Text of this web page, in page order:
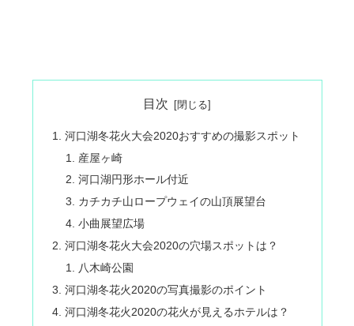
目次
河口湖冬花火大会2020おすすめの撮影スポット
産屋ヶ崎
河口湖円形ホール付近
カチカチ山ロープウェイの山頂展望台
小曲展望広場
河口湖冬花火大会2020の穴場スポットは？
八木崎公園
河口湖冬花火2020の写真撮影のポイント
河口湖冬花火2020の花火が見えるホテルは？